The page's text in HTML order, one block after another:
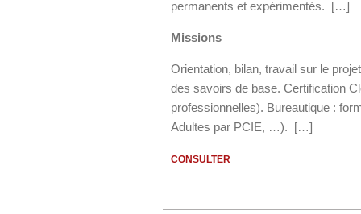
permanents et expérimentés. […]
Missions
Orientation, bilan, travail sur le
des savoirs de base. Certification
professionnelles). Bureautique :
Adultes par PCIE, …). […]
CONSULTER